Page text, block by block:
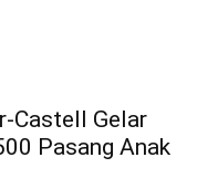
Castell Gelar
Pasang Anak